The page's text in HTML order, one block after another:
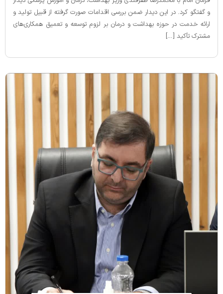
و گفتگو کرد. در این دیدار ضمن بررسی اقدامات صورت گرفته از قبیل تولید و
ارائه خدمت در حوزه بهداشت و درمان بر لزوم توسعه و تعمیق همکاری‌های
مشترک تأکید […]